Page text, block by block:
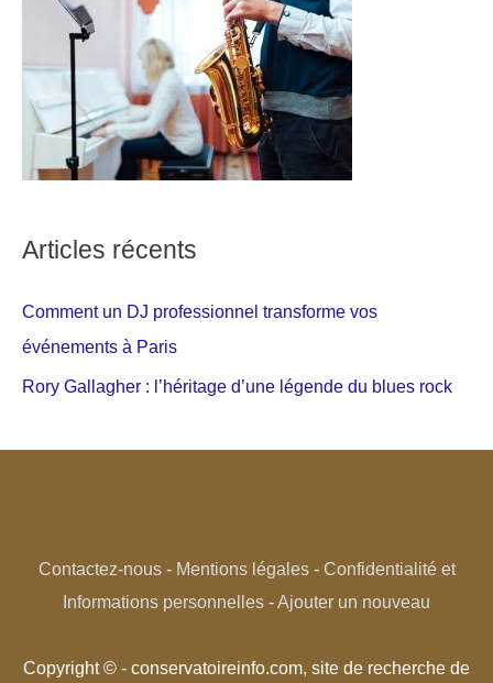
Articles récents
Comment un DJ professionnel transforme vos
événements à Paris
Rory Gallagher : l’héritage d’une légende du blues rock
Contactez-nous- Mentions légales- Confidentialité et
Informations personnelles - Ajouter un nouveau
Copyright © - conservatoireinfo.com, site de recherche de